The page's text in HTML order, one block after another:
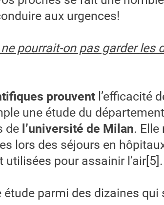
aux urgences!
ne pourrait-on pas garder les
prouvent l’efficacité
une étude du
de l’université de Milan. Elle
lors des séjours en
pour assainir l’air[5].
étude parmi des dizaines